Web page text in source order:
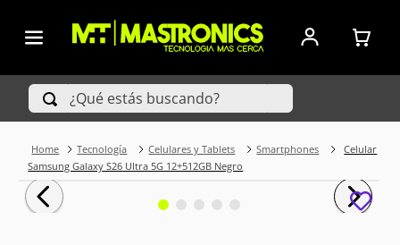
¿Qué estás buscando?
Tecnología Celulares y Tablets Smartphones
Celular
Samsung Galaxy S26 Ultra 5G 12+512GB Negro
TÉRMINOS MÁS BUSCADOS
1.
Iphone